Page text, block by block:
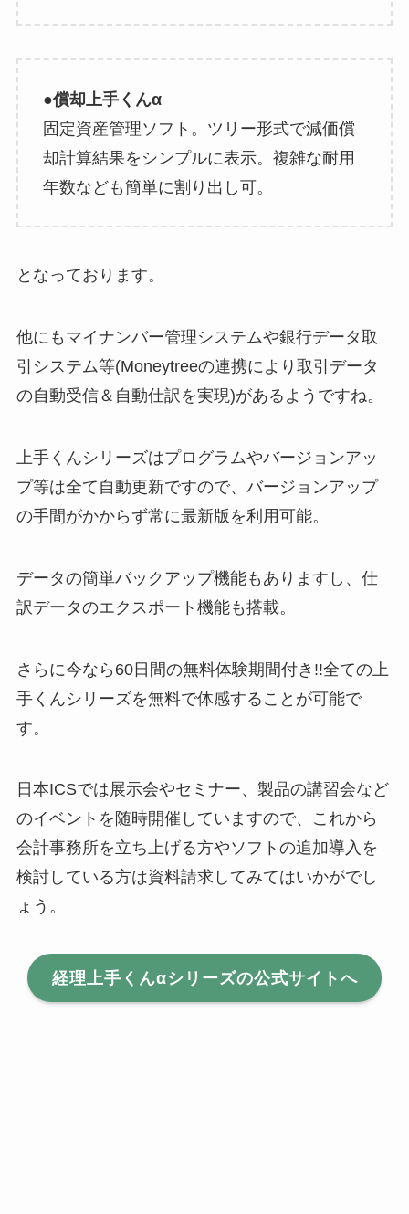
●償却上手くんα
固定資産管理ソフト。ツリー形式で減価償
却計算結果をシンプルに表示。複雑な耐用
年数なども簡単に割り出し可。
となっております。
他にもマイナンバー管理システムや銀行データ取
引システム等(Moneytreeの連携により取引データ
の自動受信＆自動仕訳を実現)があるようですね。
上手くんシリーズはプログラムやバージョンアッ
プ等は全て自動更新ですので、バージョンアップ
の手間がかからず常に最新版を利用可能。
データの簡単バックアップ機能もありますし、仕
訳データのエクスポート機能も搭載。
さらに今なら60日間の無料体験期間付き!!全ての上
手くんシリーズを無料で体感することが可能で
す。
日本ICSでは展示会やセミナー、製品の講習会など
のイベントを随時開催していますので、これから
会計事務所を立ち上げる方やソフトの追加導入を
検討している方は資料請求してみてはいかがでし
ょう。
経理上手くんαシリーズの公式サイトへ